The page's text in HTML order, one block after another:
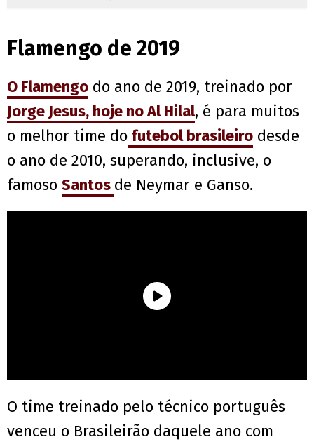
Flamengo de 2019
O Flamengo do ano de 2019, treinado por
Jorge Jesus, hoje no Al Hilal, é para muitos
o melhor time do futebol brasileiro desde
o ano de 2010, superando, inclusive, o
famoso Santos de Neymar e Ganso.
O time treinado pelo técnico português
venceu o Brasileirão daquele ano com